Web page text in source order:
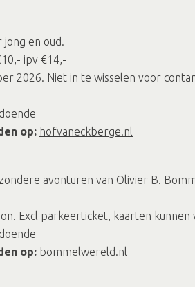
en oud.
ipv €14,-
2026. Niet in te wisselen voor
op: hofvaneckberge.nl
avonturen van Olivier B.
Excl parkeerticket, kaarten
op: bommelwereld.nl